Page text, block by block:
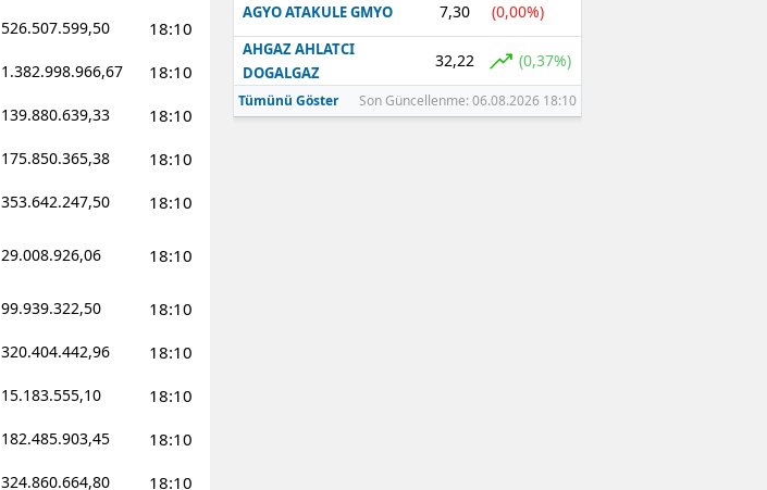
526.507.599,50 18:10
1.382.998.966,67 18:10
139.880.639,33 18:10
175.850.365,38 18:10
353.642.247,50 18:10
29.008.926,06 18:10
99.939.322,50 18:10
320.404.442,96 18:10
15.183.555,10 18:10
182.485.903,45 18:10
324.860.664,80 18:10
AGYO ATAKULE GMYO 7,30 (0,00%)
AHGAZ AHLATCI
DOGALGAZ
32,22 (0,37%)
Tümünü Göster Son Güncellenme: 06.08.2026 18:10